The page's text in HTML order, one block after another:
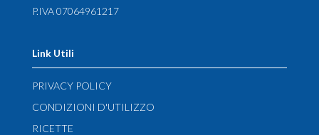
P.IVA 07064961217
Link Utili
PRIVACY POLICY
CONDIZIONI D'UTILIZZO
RICETTE